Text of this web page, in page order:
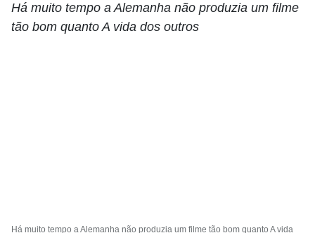
Há muito tempo a Alemanha não produzia um filme
tão bom quanto A vida dos outros
Há muito tempo a Alemanha não produzia um filme tão bom quanto A vida